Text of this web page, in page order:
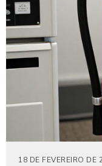
18 DE FEVEREIRO DE